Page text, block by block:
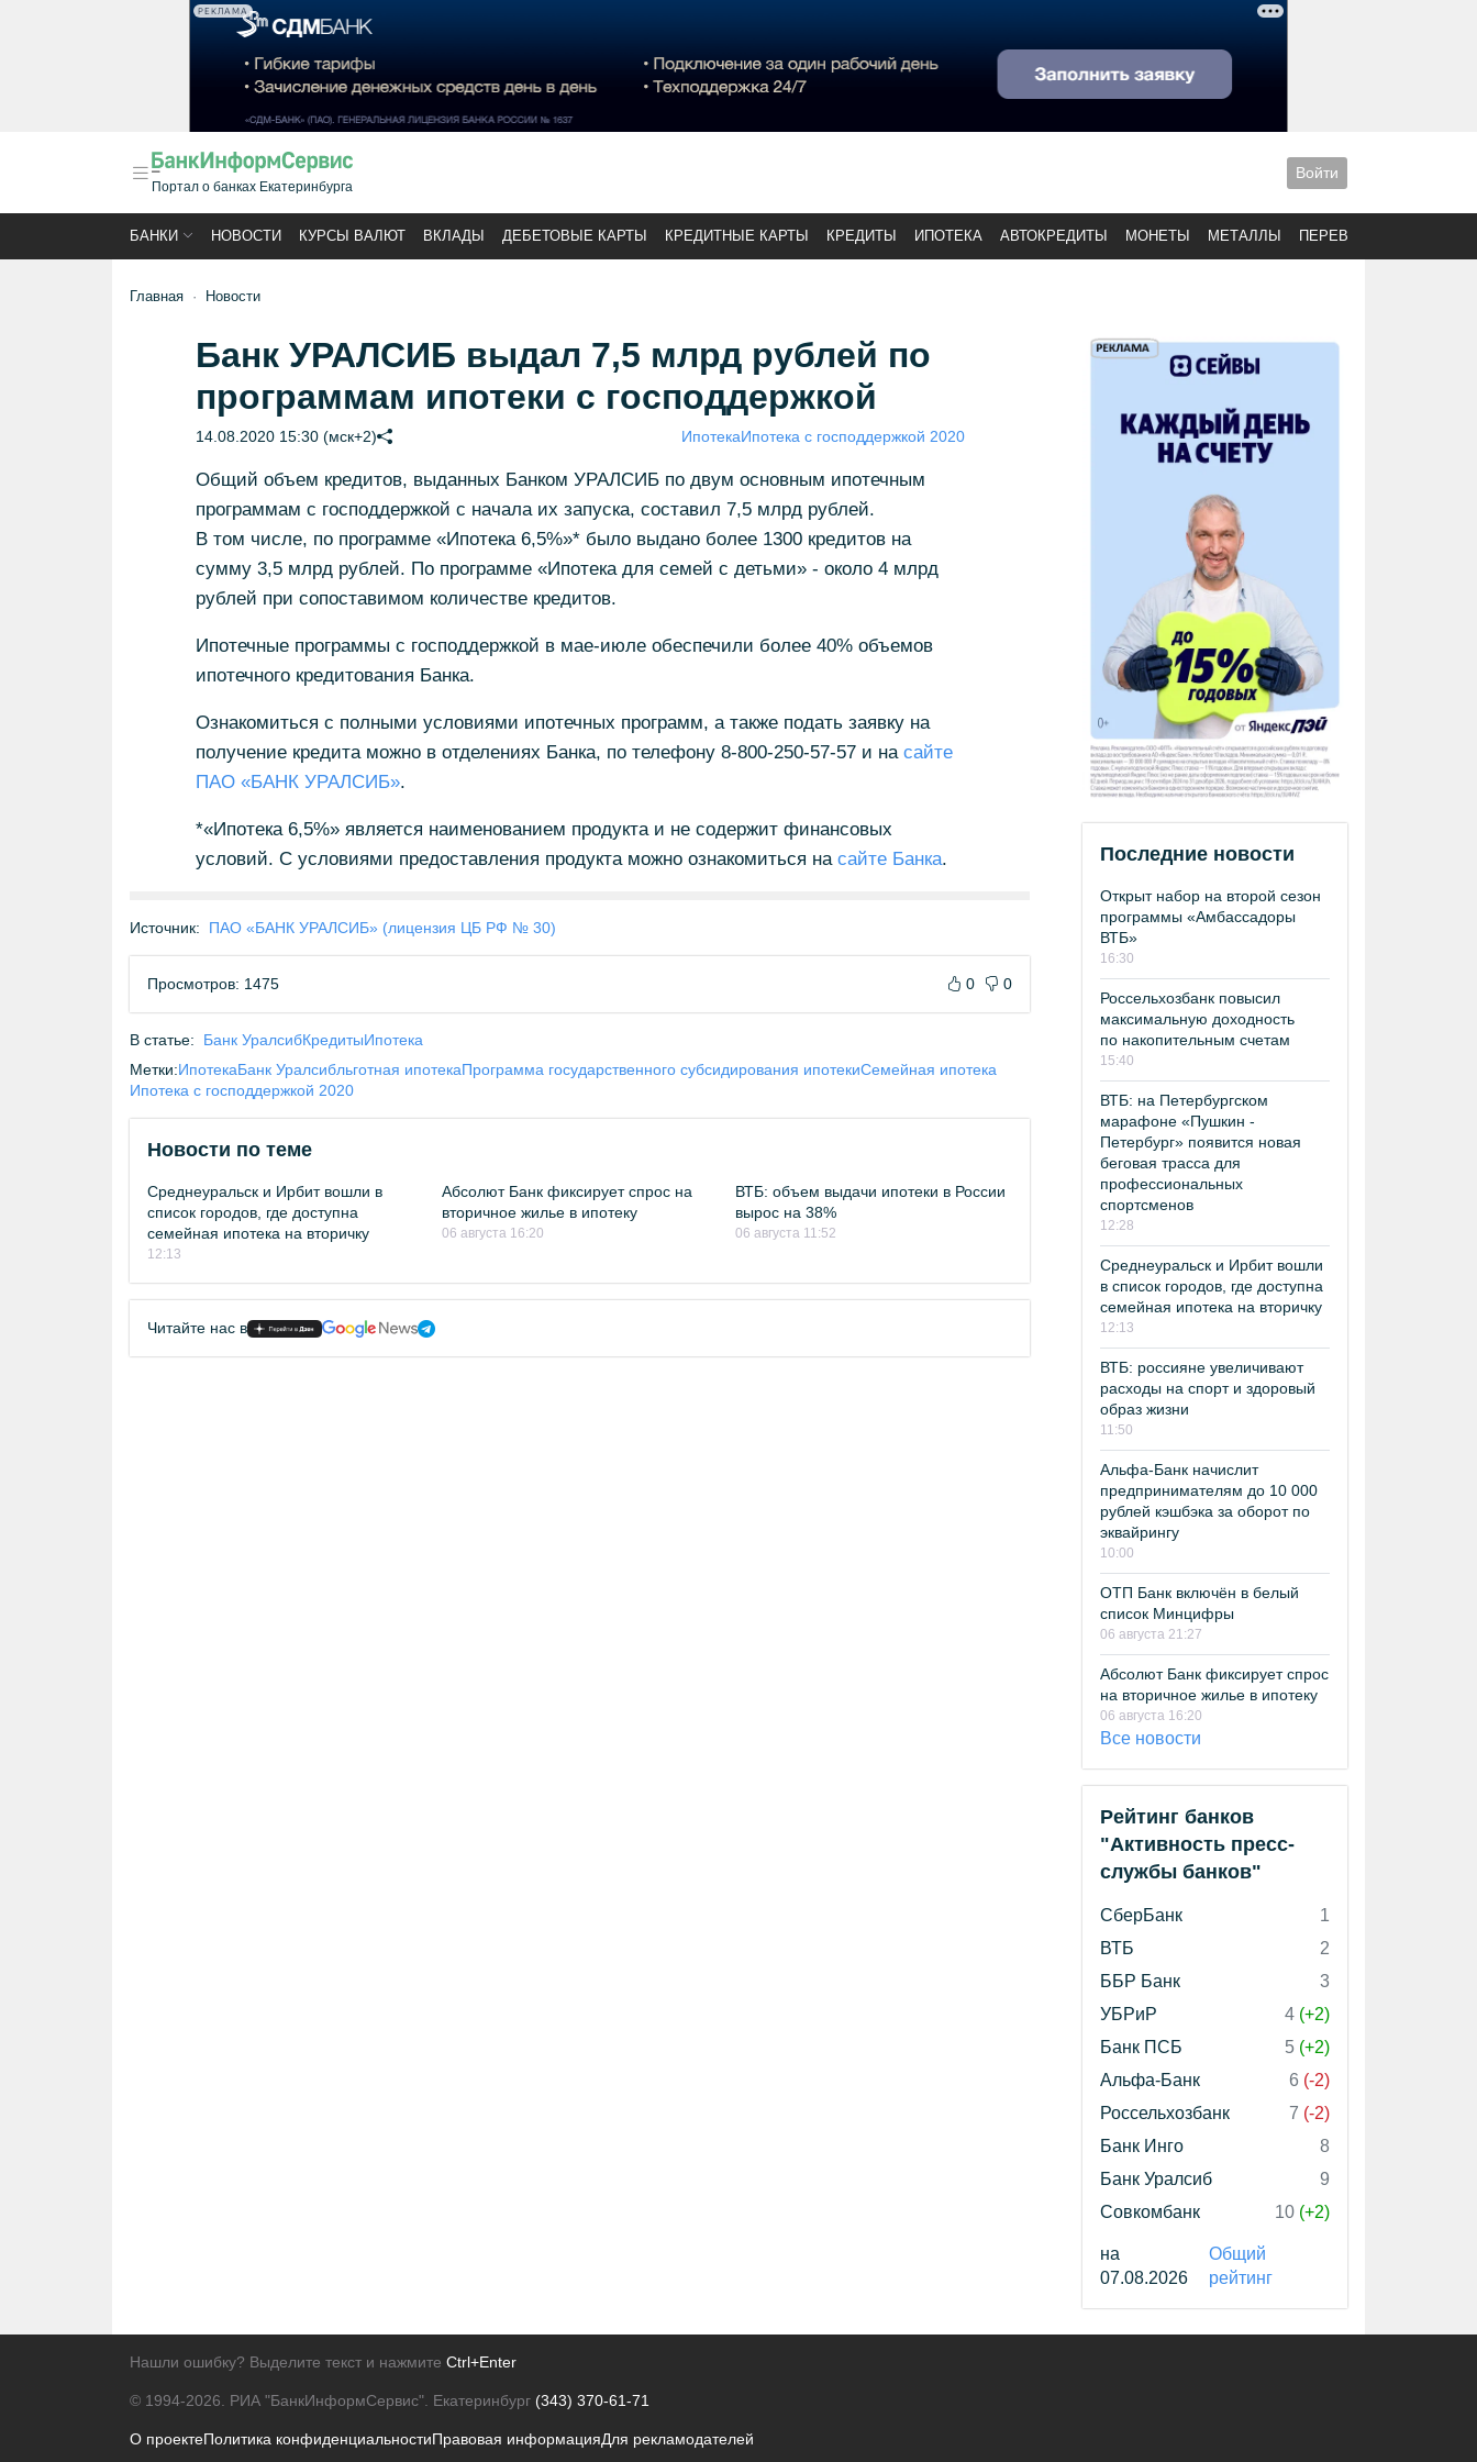
РЕКЛАМА
Портал о банках Екатеринбурга
Войти
БАНКИ НОВОСТИ КУРСЫ ВАЛЮТ ВКЛАДЫ ДЕБЕТОВЫЕ КАРТЫ КРЕДИТНЫЕ КАРТЫ КРЕДИТЫ ИПОТЕКА АВТОКРЕДИТЫ МОНЕТЫ МЕТАЛЛЫ ПЕРЕВОДЫ
Главная Новости
Банк УРАЛСИБ выдал 7,5 млрд рублей по
программам ипотеки с господдержкой
14.08.2020 15:30 (мск+2) ИпотекаИпотека с господдержкой 2020
Общий объем кредитов, выданных Банком УРАЛСИБ по двум основным ипотечным
программам с господдержкой с начала их запуска, составил 7,5 млрд рублей.
В том числе, по программе «Ипотека 6,5%»* было выдано более 1300 кредитов на
сумму 3,5 млрд рублей. По программе «Ипотека для семей с детьми» - около 4 млрд
рублей при сопоставимом количестве кредитов.
Ипотечные программы с господдержкой в мае-июле обеспечили более 40% объемов
ипотечного кредитования Банка.
Ознакомиться с полными условиями ипотечных программ, а также подать заявку на
получение кредита можно в отделениях Банка, по телефону 8-800-250-57-57 и на сайте
ПАО «БАНК УРАЛСИБ».
*«Ипотека 6,5%» является наименованием продукта и не содержит финансовых
условий. С условиями предоставления продукта можно ознакомиться на сайте Банка.
Источник: ПАО «БАНК УРАЛСИБ» (лицензия ЦБ РФ № 30)
Просмотров: 1475 0 0
В статье: Банк УралсибКредитыИпотека
Метки:ИпотекаБанк Уралсибльготная ипотекаПрограмма государственного субсидирования ипотекиСемейная ипотека
Ипотека с господдержкой 2020
Новости по теме
Среднеуральск и Ирбит вошли в
список городов, где доступна
семейная ипотека на вторичку
12:13
Абсолют Банк фиксирует спрос на
вторичное жилье в ипотеку
06 августа 16:20
ВТБ: объем выдачи ипотеки в России
вырос на 38%
06 августа 11:52
Читайте нас в
Последние новости
Открыт набор на второй сезон
программы «Амбассадоры
ВТБ»
16:30
Россельхозбанк повысил
максимальную доходность
по накопительным счетам
15:40
ВТБ: на Петербургском
марафоне «Пушкин -
Петербург» появится новая
беговая трасса для
профессиональных
спортсменов
12:28
Среднеуральск и Ирбит вошли
в список городов, где доступна
семейная ипотека на вторичку
12:13
ВТБ: россияне увеличивают
расходы на спорт и здоровый
образ жизни
11:50
Альфа-Банк начислит
предпринимателям до 10 000
рублей кэшбэка за оборот по
эквайрингу
10:00
ОТП Банк включён в белый
список Минцифры
06 августа 21:27
Абсолют Банк фиксирует спрос
на вторичное жилье в ипотеку
06 августа 16:20
Все новости
Рейтинг банков
"Активность пресс-
службы банков"
СберБанк
1
ВТБ
2
ББР Банк
3
УБРиР
4 (+2)
Банк ПСБ
5 (+2)
Альфа-Банк
6 (-2)
Россельхозбанк
7 (-2)
Банк Инго
8
Банк Уралсиб
9
Совкомбанк
10 (+2)
на
07.08.2026
Общий
рейтинг
Нашли ошибку? Выделите текст и нажмите Ctrl+Enter
© 1994-2026. РИА "БанкИнформСервис". Екатеринбург (343) 370-61-71
О проектеПолитика конфиденциальностиПравовая информацияДля рекламодателей